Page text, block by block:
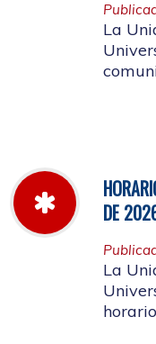
La
DE
La